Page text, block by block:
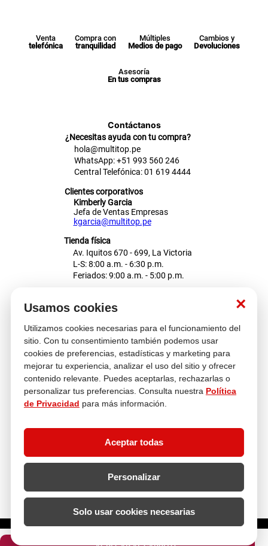
×
Usamos cookies
Utilizamos cookies necesarias para el funcionamiento del
sitio. Con tu consentimiento también podemos usar
cookies de preferencias, estadísticas y marketing para
mejorar tu experiencia, analizar el uso del sitio y ofrecer
contenido relevante. Puedes aceptarlas, rechazarlas o
personalizar tus preferencias. Consulta nuestra Política
de Privacidad para más información.
Aceptar todas
Personalizar
Solo usar cookies necesarias
Venta
telefónica
Compra con
tranquilidad
Múltiples
Medios de pago
Cambios y
Devoluciones
Asesoría
En tus compras
Contáctanos
¿Necesitas ayuda con tu compra?
hola@multitop.pe
WhatsApp: +51 993 560 246
Central Telefónica: 01 619 4444
Clientes corporativos
Kimberly Garcia
Jefa de Ventas Empresas
kgarcia@multitop.pe
Tienda física
Av. Iquitos 670 - 699, La Victoria
L-S: 8:00 a.m. - 6:30 p.m.
Feriados: 9:00 a.m. - 5:00 p.m.
Atención al cliente
Descubre más